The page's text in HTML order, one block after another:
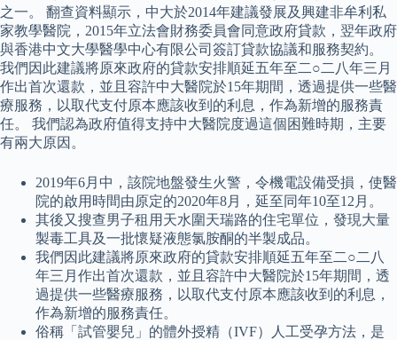
之一。 翻查資料顯示，中大於2014年建議發展及興建非牟利私
家教學醫院，2015年立法會財務委員會同意政府貸款，翌年政府
與香港中文大學醫學中心有限公司簽訂貸款協議和服務契約。
我們因此建議將原來政府的貸款安排順延五年至二○二八年三月
作出首次還款，並且容許中大醫院於15年期間，透過提供一些醫
療服務，以取代支付原本應該收到的利息，作為新增的服務責
任。 我們認為政府值得支持中大醫院度過這個困難時期，主要
有兩大原因。
2019年6月中，該院地盤發生火警，令機電設備受損，使醫
院的啟用時間由原定的2020年8月，延至同年10至12月。
其後又搜查男子租用天水圍天瑞路的住宅單位，發現大量
製毒工具及一批懷疑液態氯胺酮的半製成品。
我們因此建議將原來政府的貸款安排順延五年至二○二八
年三月作出首次還款，並且容許中大醫院於15年期間，透
過提供一些醫療服務，以取代支付原本應該收到的利息，
作為新增的服務責任。
俗稱「試管嬰兒」的體外授精（IVF）人工受孕方法，是